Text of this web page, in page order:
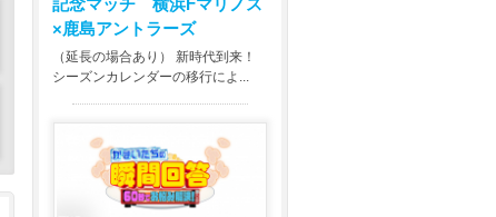
記念マッチ 横浜Fマリノス
×鹿島アントラーズ
（延長の場合あり） 新時代到来！
シーズンカレンダーの移行によ...